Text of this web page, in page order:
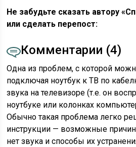
Не забудьте сказать автору
или сделать перепост:
Комментарии (4)
Одна из проблем, с которой
подключая ноутбук к ТВ по
звука на телевизоре (т.е. он
ноутбуке или колонках
Обычно такая проблема легко
инструкции — возможные
нет звука и способы их